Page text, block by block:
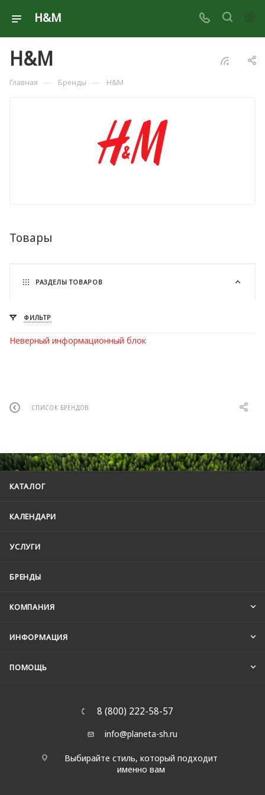
H&M
H&M
Главная — Бренды — H&M
Товары
РАЗДЕЛЫ ТОВАРОВ
ФИЛЬТР
Неверный информационный блок
СПИСОК БРЕНДОВ
КАТАЛОГ
КАЛЕНДАРИ
УСЛУГИ
БРЕНДЫ
КОМПАНИЯ
ИНФОРМАЦИЯ
ПОМОЩЬ
8 (800) 222-58-57
info@planeta-sh.ru
Выбирайте стиль, который подходит
именно вам